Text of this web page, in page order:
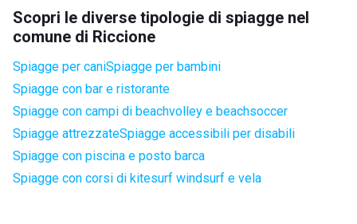
Scopri le diverse tipologie di spiagge nel
comune di Riccione
Spiagge per caniSpiagge per bambini
Spiagge con bar e ristorante
Spiagge con campi di beachvolley e beachsoccer
Spiagge attrezzateSpiagge accessibili per disabili
Spiagge con piscina e posto barca
Spiagge con corsi di kitesurf windsurf e vela